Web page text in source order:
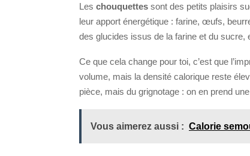
Les chouquettes sont des petits plaisirs
leur apport énergétique : farine, œufs,
des glucides issus de la farine et du sucre,
Ce que cela change pour toi, c’est que
volume, mais la densité calorique reste
pièce, mais du grignotage : on en prend
Vous aimerez aussi : Calorie